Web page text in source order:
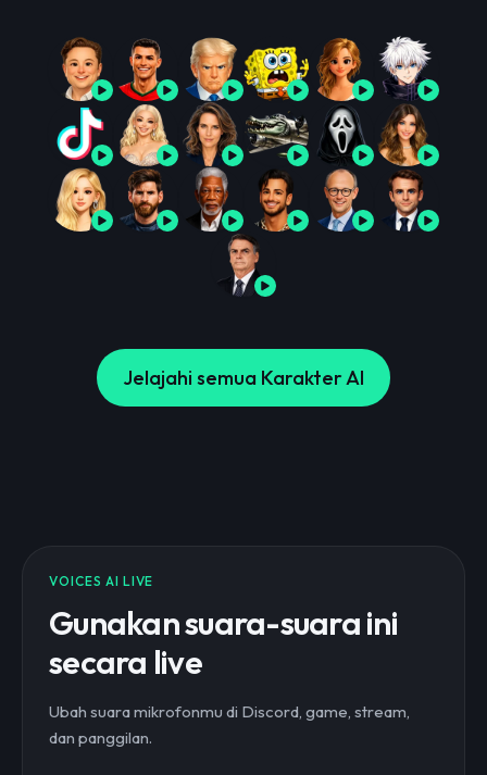
Jelajahi semua Karakter AI
VOICES AI LIVE
Gunakan suara-suara ini
secara live
Ubah suara mikrofonmu di Discord, game, stream,
dan panggilan.